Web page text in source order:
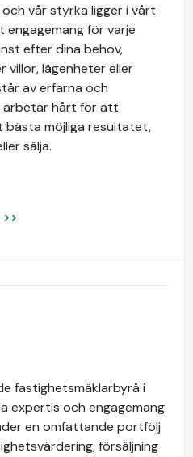
vår styrka ligger i vårt
engagemang för varje
efter dina behov,
lägenheter eller
av erfarna och
arbetar hårt för att
bästa möjliga resultatet,
sälja.
fastighetsmäklarbyrå i
expertis och engagemang
en omfattande portfölj
försäljning